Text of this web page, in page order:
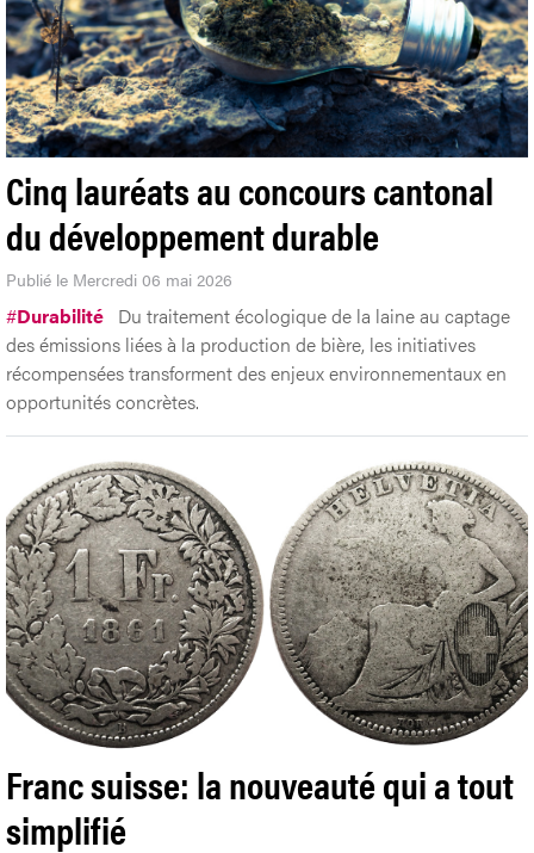
Cinq lauréats au concours cantonal
du développement durable
Publié le Mercredi 06 mai 2026
#Durabilité Du traitement écologique de la laine au captage
des émissions liées à la production de bière, les initiatives
récompensées transforment des enjeux environnementaux en
opportunités concrètes.
Franc suisse: la nouveauté qui a tout
simplifié